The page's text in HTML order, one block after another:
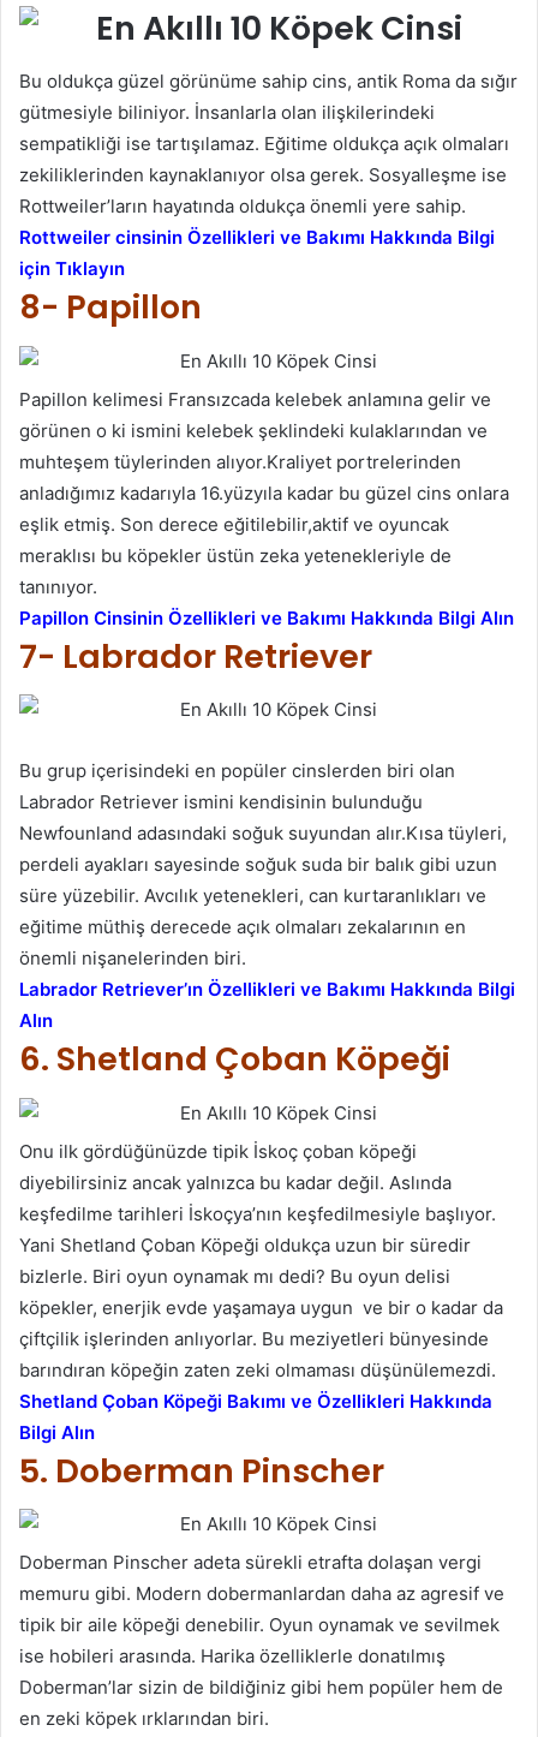
Bu oldukça güzel görünüme sahip cins, antik Roma da sığır
gütmesiyle biliniyor. İnsanlarla olan ilişkilerindeki
sempatikliği ise tartışılamaz. Eğitime oldukça açık olmaları
zekiliklerinden kaynaklanıyor olsa gerek. Sosyalleşme ise
Rottweiler’ların hayatında oldukça önemli yere sahip.
Rottweiler cinsinin Özellikleri ve Bakımı Hakkında Bilgi
için Tıklayın
8- Papillon
Papillon kelimesi Fransızcada kelebek anlamına gelir ve
görünen o ki ismini kelebek şeklindeki kulaklarından ve
muhteşem tüylerinden alıyor.Kraliyet portrelerinden
anladığımız kadarıyla 16.yüzyıla kadar bu güzel cins onlara
eşlik etmiş. Son derece eğitilebilir,aktif ve oyuncak
meraklısı bu köpekler üstün zeka yetenekleriyle de
tanınıyor.
Papillon Cinsinin Özellikleri ve Bakımı Hakkında Bilgi Alın
7- Labrador Retriever
Bu grup içerisindeki en popüler cinslerden biri olan
Labrador Retriever ismini kendisinin bulunduğu
Newfounland adasındaki soğuk suyundan alır.Kısa tüyleri,
perdeli ayakları sayesinde soğuk suda bir balık gibi uzun
süre yüzebilir. Avcılık yetenekleri, can kurtaranlıkları ve
eğitime müthiş derecede açık olmaları zekalarının en
önemli nişanelerinden biri.
Labrador Retriever’ın Özellikleri ve Bakımı Hakkında Bilgi
Alın
6. Shetland Çoban Köpeği
Onu ilk gördüğünüzde tipik İskoç çoban köpeği
diyebilirsiniz ancak yalnızca bu kadar değil. Aslında
keşfedilme tarihleri İskoçya’nın keşfedilmesiyle başlıyor.
Yani Shetland Çoban Köpeği oldukça uzun bir süredir
bizlerle. Biri oyun oynamak mı dedi? Bu oyun delisi
köpekler, enerjik evde yaşamaya uygun ve bir o kadar da
çiftçilik işlerinden anlıyorlar. Bu meziyetleri bünyesinde
barındıran köpeğin zaten zeki olmaması düşünülemezdi.
Shetland Çoban Köpeği Bakımı ve Özellikleri Hakkında
Bilgi Alın
5. Doberman Pinscher
Doberman Pinscher adeta sürekli etrafta dolaşan vergi
memuru gibi. Modern dobermanlardan daha az agresif ve
tipik bir aile köpeği denebilir. Oyun oynamak ve sevilmek
ise hobileri arasında. Harika özelliklerle donatılmış
Doberman’lar sizin de bildiğiniz gibi hem popüler hem de
en zeki köpek ırklarından biri.